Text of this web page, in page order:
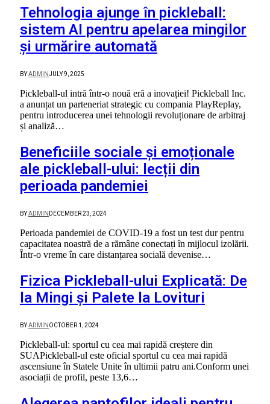
Tehnologia ajunge în pickleball:
sistem AI pentru apelarea mingilor
și urmărire automată
BYADMINJULY 9, 2025
Pickleball-ul intră într-o nouă eră a inovației! Pickleball Inc.
a anunțat un parteneriat strategic cu compania PlayReplay,
pentru introducerea unei tehnologii revoluționare de arbitraj
și analiză…
Beneficiile sociale și emoționale
ale pickleball-ului: lecții din
perioada pandemiei
BYADMIN DECEMBER 23, 2024
Perioada pandemiei de COVID-19 a fost un test dur pentru
capacitatea noastră de a rămâne conectați în mijlocul izolării.
Într-o vreme în care distanțarea socială devenise…
Fizica Pickleball-ului Explicată: De
la Mingi și Palete la Lovituri
BYADMIN OCTOBER 1, 2024
Pickleball-ul: sportul cu cea mai rapidă creștere din
SUAPickleball-ul este oficial sportul cu cea mai rapidă
ascensiune în Statele Unite în ultimii patru ani.Conform unei
asociații de profil, peste 13,6…